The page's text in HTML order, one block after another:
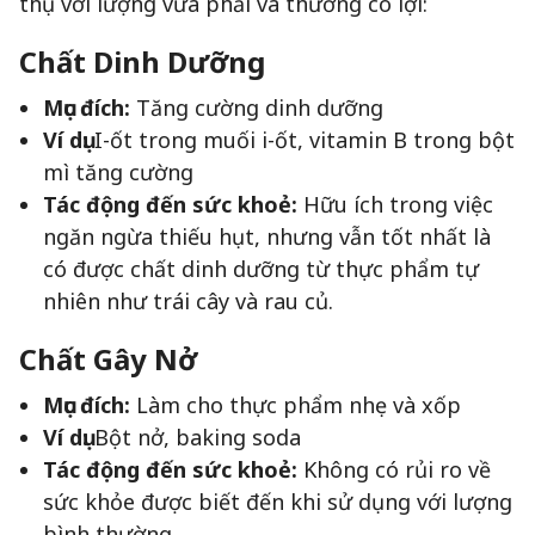
Chất Dinh Dưỡng
Mục đích: Tăng cường dinh dưỡng
Ví dụ:I-ốt trong muối i-ốt, vitamin B trong bột
mì tăng cường
Tác động đến sức khoẻ: Hữu ích trong việc
ngăn ngừa thiếu hụt, nhưng vẫn tốt nhất là
có được chất dinh dưỡng từ thực phẩm tự
nhiên như trái cây và rau củ.
Chất Gây Nở
Mục đích: Làm cho thực phẩm nhẹ và xốp
Ví dụ:Bột nở, baking soda
Tác động đến sức khoẻ: Không có rủi ro về
sức khỏe được biết đến khi sử dụng với lượng